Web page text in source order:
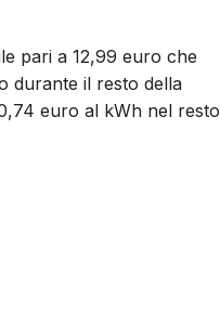
pari a 12,99 euro che
durante il resto della
euro al kWh nel resto